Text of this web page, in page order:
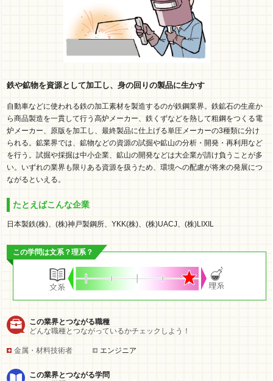
鉄や鉱物を資源として加工し、身の回りの製品に生かす
自動車などに使われる鉄の加工素材を製造するのが鉄鋼業界。鉄鉱石の生産か
ら商品製造を一貫して行う高炉メーカー、鉄くずなどを熱して粗鋼をつくる電
炉メーカー、原版を加工し、最終製品に仕上げる単圧メーカーの3種類に分け
られる。鉱業界では、鉱物などの資源の試掘や鉱山の分析・開発・再利用など
を行う。試掘や採掘は中小企業、鉱山の開発などは大企業が請け負うことが多
い。いずれの業界も限りある資源を扱うため、環境への配慮が将来の発展につ
ながるといえる。
たとえばこんな企業
日本製鉄(株)、(株)神戸製鋼所、YKK(株)、(株)UACJ、(株)LIXIL
この学問は文系？理系？
この業界とつながる職種
どんな職種とつながっているかチェックしよう！
金属・材料技術者 エンジニア
この業界とつながる学問